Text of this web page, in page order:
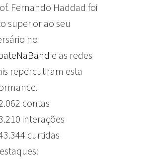
Fernando Haddad foi
superior ao seu
no
e as redes
repercutiram esta
contas
interações
curtidas